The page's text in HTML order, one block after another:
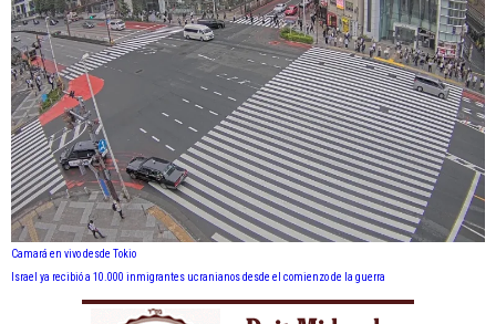
Camará en vivo desde Tokio
Israel ya recibió a 10.000 inmigrantes ucranianos desde el comienzo de la guerra